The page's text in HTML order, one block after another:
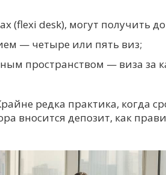
(flexi desk), могут получить до
— четыре или пять виз;
пространством — виза за
редка практика, когда
вносится депозит, как